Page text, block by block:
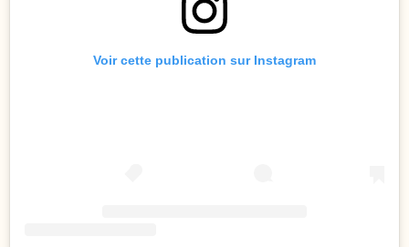
Voir cette publication sur Instagram